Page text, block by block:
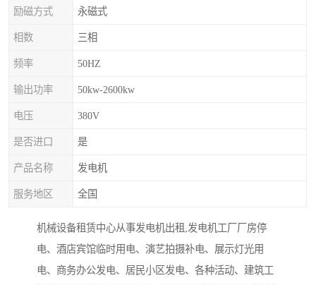
励磁方式 永磁式
相数 三相
频率 50HZ
输出功率 50kw-2600kw
电压 380V
是否进口 是
产品名称 发电机
服务地区 全国
机械设备租赁中心从事发电机出租,发电机工厂厂房停
电、酒店宾馆临时用电、演艺拍摄补电、展示灯光用
电、商务办公发电、居民小区发电、各种活动、建筑工